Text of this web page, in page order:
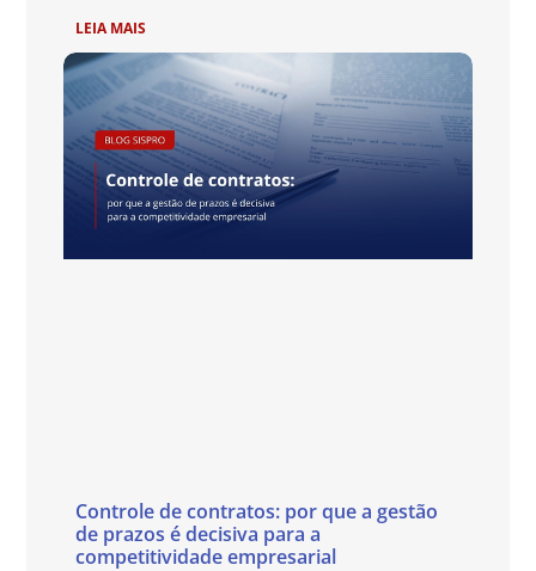
LEIA MAIS
Controle de contratos: por que a gestão
de prazos é decisiva para a
competitividade empresarial